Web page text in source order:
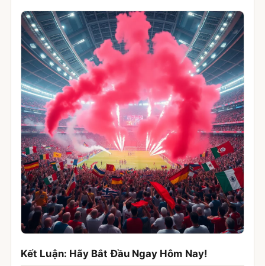
Kết Luận: Hãy Bắt Đầu Ngay Hôm Nay!